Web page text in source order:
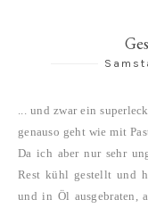
... und zwar ein
genauso geht wie mit
Da ich aber nur sehr
Rest kühl gestellt und
und in Öl ausgebraten,